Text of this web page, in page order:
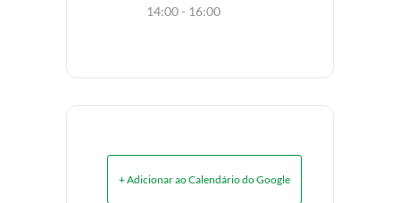
14:00 - 16:00
+ Adicionar ao Calendário do Google